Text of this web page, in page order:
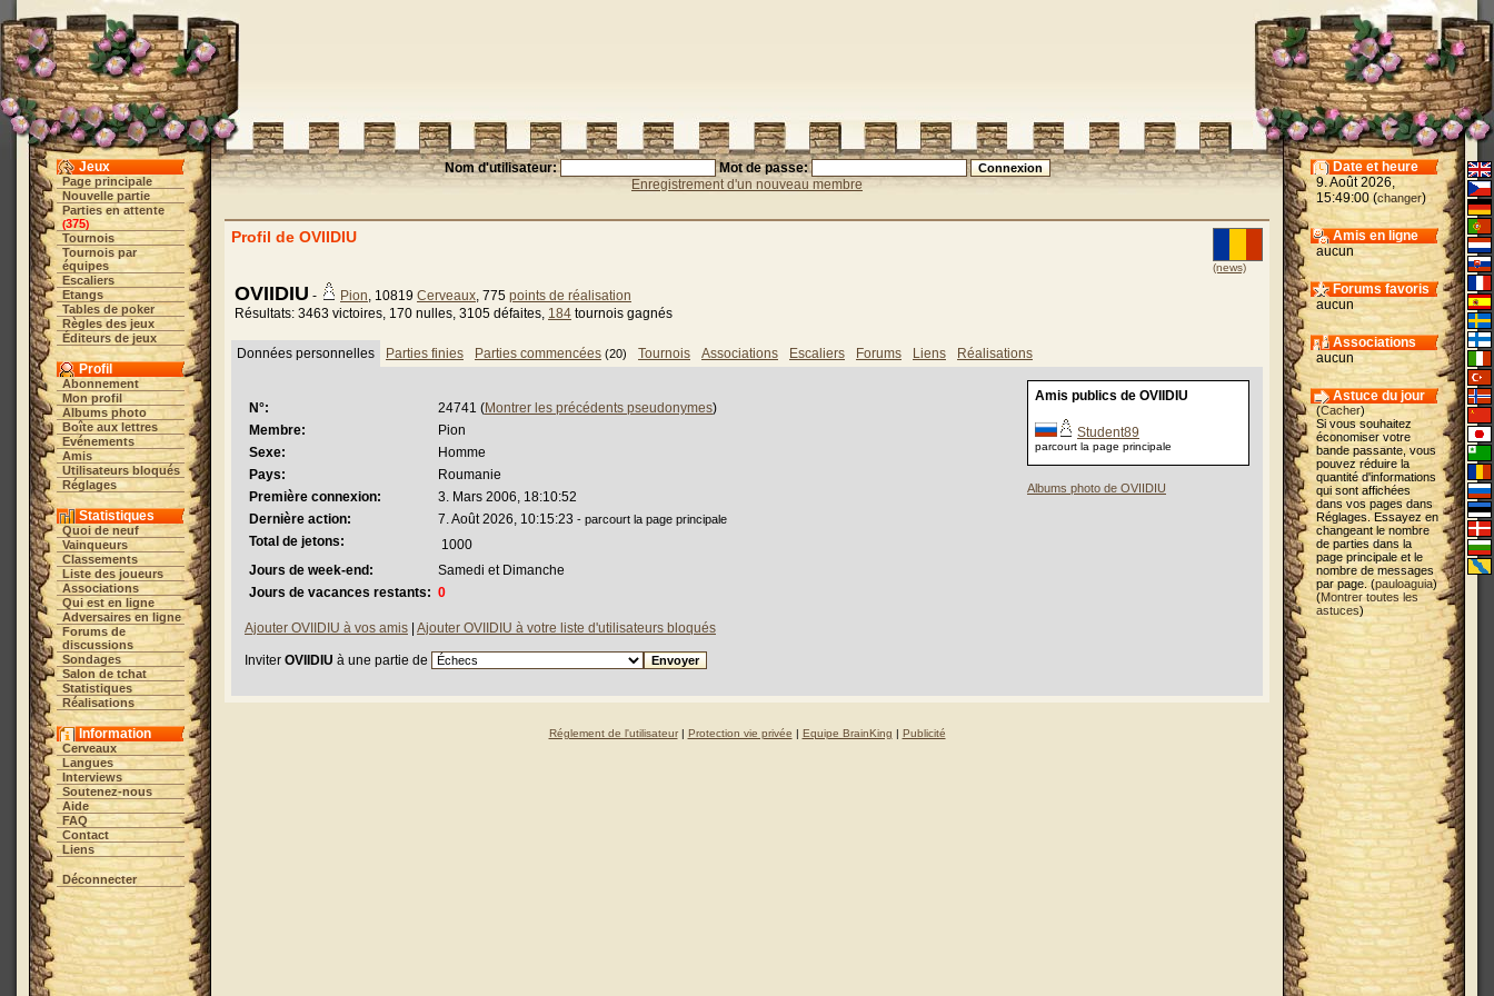
Jeux
Page principale
Nouvelle partie
Parties en attente
(375)
Tournois
Tournois par
équipes
Escaliers
Etangs
Tables de poker
Règles des jeux
Éditeurs de jeux
Profil
Abonnement
Mon profil
Albums photo
Boîte aux lettres
Evénements
Amis
Utilisateurs bloqués
Réglages
Statistiques
Quoi de neuf
Vainqueurs
Classements
Liste des joueurs
Associations
Qui est en ligne
Adversaires en ligne
Forums de
discussions
Sondages
Salon de tchat
Statistiques
Réalisations
Information
Cerveaux
Langues
Interviews
Soutenez-nous
Aide
FAQ
Contact
Liens
Déconnecter
Nom d'utilisateur:
Mot de passe:
Enregistrement d'un nouveau membre
(news)
Profil de OVIIDIU
OVIIDIU - Pion, 10819 Cerveaux, 775 points de réalisation
Résultats: 3463 victoires, 170 nulles, 3105 défaites, 184 tournois gagnés
Données personnelles Parties finies Parties commencées (20) Tournois Associations Escaliers Forums Liens Réalisations
Amis publics de OVIIDIU
Student89
parcourt la page principale
Albums photo de OVIIDIU
N°: 24741 (Montrer les précédents pseudonymes)
Membre:
Pion
Sexe:
Homme
Pays:
Roumanie
Première connexion:
3. Mars 2006, 18:10:52
Dernière action:
7. Août 2026, 10:15:23 - parcourt la page principale
Total de jetons:
1000
Jours de week-end:
Samedi et Dimanche
Jours de vacances restants: 0
Ajouter OVIIDIU à vos amis Ajouter OVIIDIU à votre liste d'utilisateurs bloqués
Inviter OVIIDIU à une partie de
Réglement de l'utilisateur| Protection vie privée | Equipe BrainKing | Publicité
Date et heure
9. Août 2026,
15:49:00 (changer)
Amis en ligne
aucun
Forums favoris
aucun
Associations
aucun
Astuce du jour
(Cacher)
Si vous souhaitez
économiser votre
bande passante, vous
pouvez réduire la
quantité d'informations
qui sont affichées
dans vos pages dans
Réglages. Essayez en
changeant le nombre
de parties dans la
page principale et le
nombre de messages
par page. (pauloaguia)
(Montrer toutes les
astuces)